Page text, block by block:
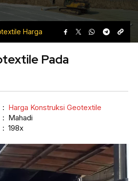
Harga
Pada
: Harga Konstruksi Geotextile
: Mahadi
: 198x